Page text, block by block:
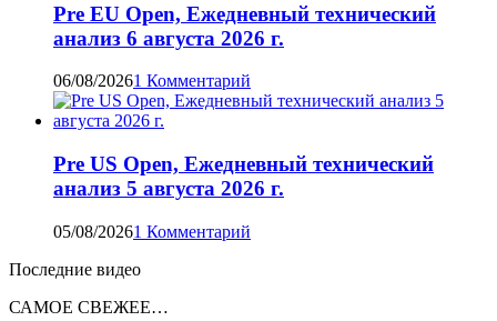
Pre EU Open, Ежедневный технический
анализ 6 августа 2026 г.
06/08/20261 Комментарий
Pre US Open, Ежедневный технический
анализ 5 августа 2026 г.
05/08/20261 Комментарий
Последние видео
САМОЕ СВЕЖЕЕ…